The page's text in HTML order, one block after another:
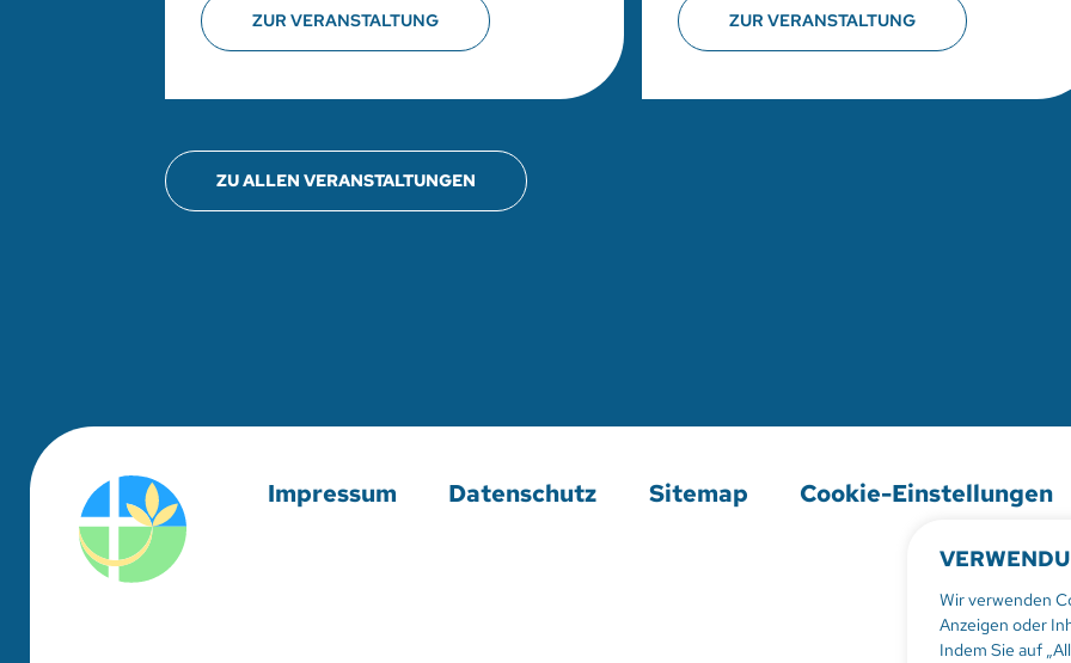
Wir verwenden
Anzeigen oder
Indem Sie auf
ZUR VERANSTALTUNG ZUR VERANSTALTUNG
ZU ALLEN VERANSTALTUNGEN
Impressum Datenschutz Sitemap Cookie-Einstellungen